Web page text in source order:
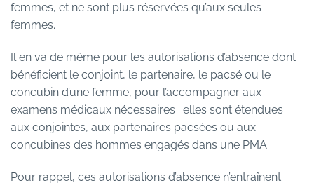
femmes, et ne sont plus réservées qu’aux seules
femmes.
Il en va de même pour les autorisations d’absence dont
bénéficient le conjoint, le partenaire, le pacsé ou le
concubin d’une femme, pour l’accompagner aux
examens médicaux nécessaires : elles sont étendues
aux conjointes, aux partenaires pacsées ou aux
concubines des hommes engagés dans une PMA.
Pour rappel, ces autorisations d’absence n’entraînent